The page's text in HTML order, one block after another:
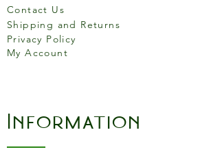
Contact Us
Shipping and Returns
Privacy Policy
My Account
Information